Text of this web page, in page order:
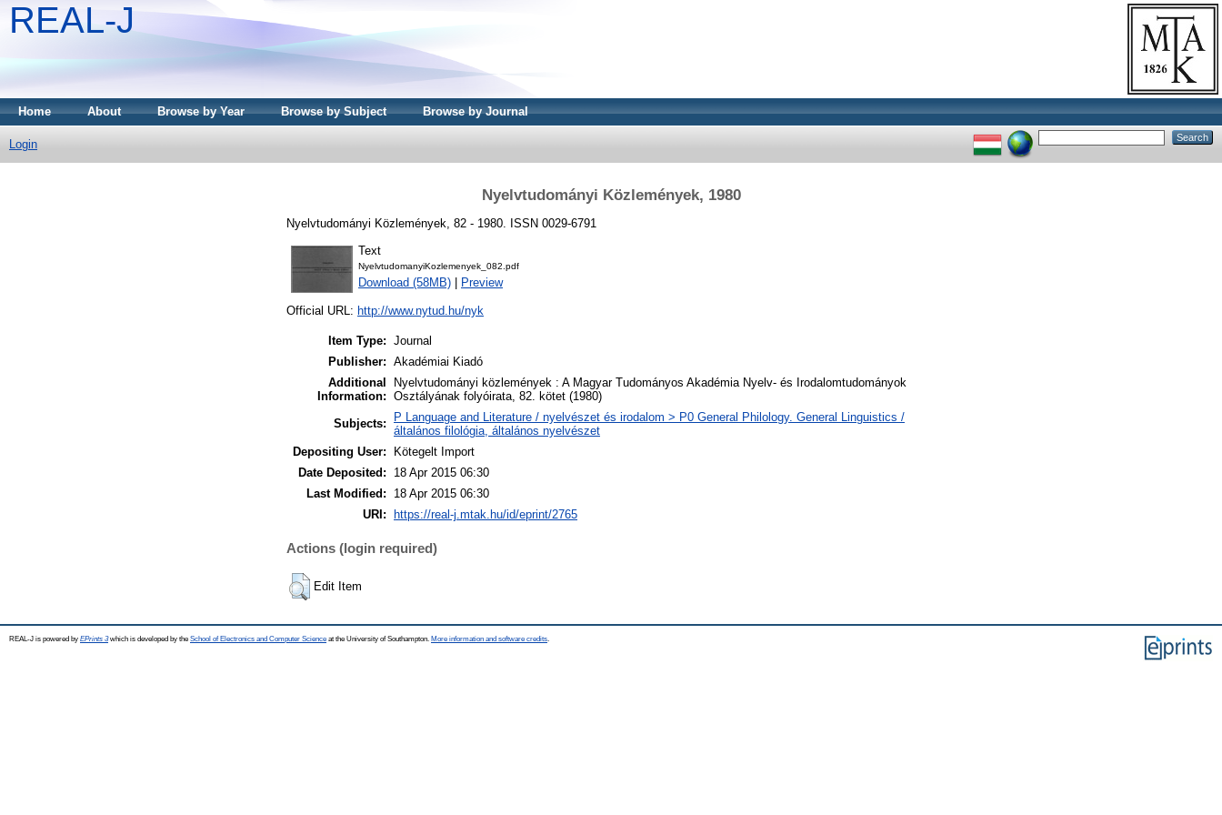
REAL-J
Home About Browse by Year Browse by Subject Browse by Journal
Login
Nyelvtudományi Közlemények, 1980
Nyelvtudományi Közlemények, 82 - 1980. ISSN 0029-6791
Text
NyelvtudomanyiKozlemenyek_082.pdf
Download (58MB) Preview
Official URL: http://www.nytud.hu/nyk
Item Type: Journal
Publisher: Akadémiai Kiadó
Additional
Information:
Nyelvtudományi közlemények : A Magyar Tudományos Akadémia Nyelv- és Irodalomtudományok
Osztályának folyóirata, 82. kötet (1980)
Subjects:
P Language and Literature / nyelvészet és irodalom > P0 General Philology. General Linguistics /
általános filológia, általános nyelvészet
Depositing User:
Kötegelt Import
Date Deposited:
18 Apr 2015 06:30
Last Modified:
18 Apr 2015 06:30
URI:
https://real-j.mtak.hu/id/eprint/2765
Actions (login required)
Edit Item
REAL-J is powered by EPrints 3which is developed by the School of Electronics and Computer Science at the University of Southampton. More information and software credits